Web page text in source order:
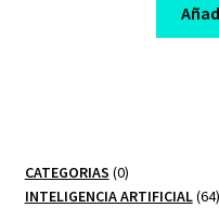
CATEGORIAS 00
productos
INTELIGENCIA ARTIFICIAL 6464